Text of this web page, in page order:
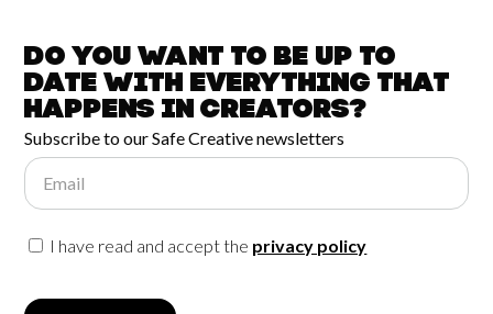
Do you want to be up to
date witheverything that
happens inCreators?
Subscribe to our Safe Creative newsletters
Email
I have read and accept the privacy policy